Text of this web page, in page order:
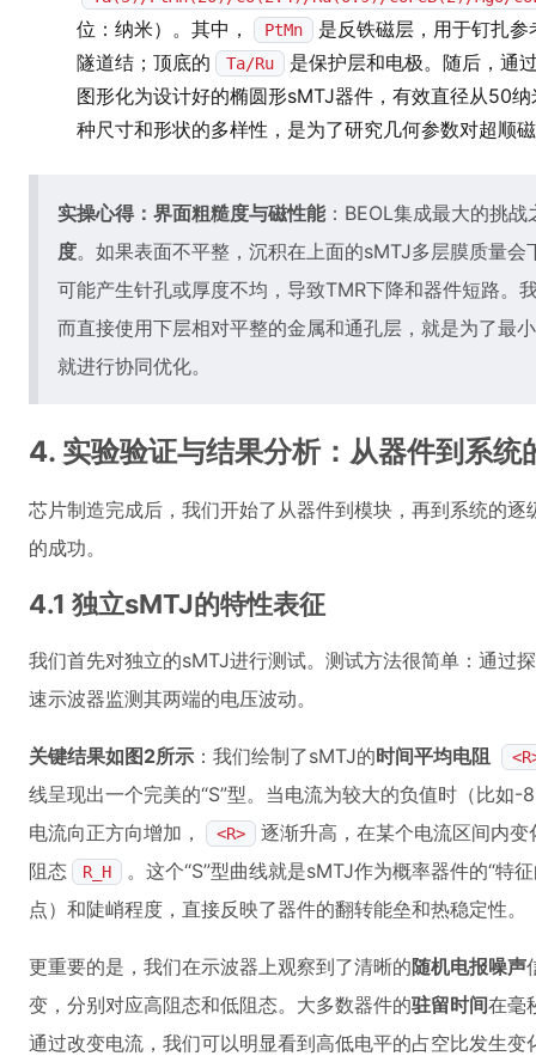
位：纳米）。其中， PtMn
是反铁磁层，用于钉扎参
隧道结；顶底的
Ta/Ru
是保护层和电极。随后，通
图形化为设计好的椭圆形sMTJ器件，有效直径从50
种尺寸和形状的多样性，是为了研究几何参数对超顺
实操心得：界面粗糙度与磁性能：BEOL集成最大的挑
度。如果表面不平整，沉积在上面的sMTJ多层膜质量会
可能产生针孔或厚度不均，导致TMR下降和器件短路。
而直接使用下层相对平整的金属和通孔层，就是为了最
就进行协同优化。
4. 实验验证与结果分析：从器件到系统
芯片制造完成后，我们开始了从器件到模块，再到系统的
的成功。
4.1 独立sMTJ的特性表征
我们首先对独立的sMTJ进行测试。测试方法很简单：通过
速示波器监测其两端的电压波动。
关键结果如图2所示 ：我们绘制了sMTJ的时间平均电阻
线呈现出一个完美的“S”型。当电流为较大的负值时（比如-
电流向正方向增加，
<R>
逐渐升高，在某个电流区间内
阻态
R_H
。这个“S”型曲线就是sMTJ作为概率器件的“特
点）和陡峭程度，直接反映了器件的翻转能垒和热稳定性。
更重要的是，我们在示波器上观察到了清晰的随机电报噪声
变，分别对应高阻态和低阻态。大多数器件的驻留时间在毫
通过改变电流，我们可以明显看到高低电平的占空比发生